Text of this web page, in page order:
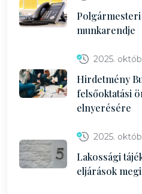
munkarendje
2025.
Hirdetmény
felsőoktatási
elnyerésére
2025.
Lakossági
eljárások